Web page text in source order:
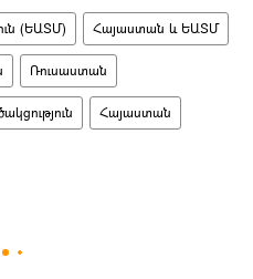
(ԵԱՏՄ) Հայաստան և ԵԱՏՄ
Ռուսաստան
Հայաստան